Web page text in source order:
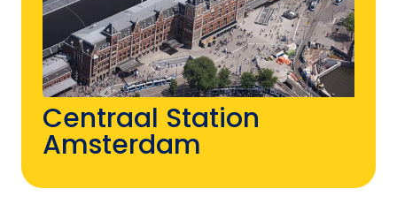
Centraal Station
Amsterdam